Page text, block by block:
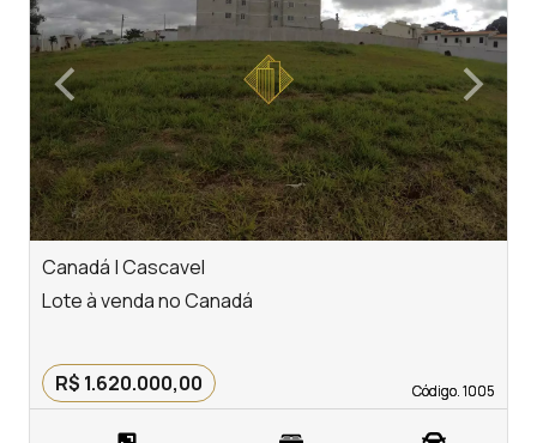
‹Previous ›
Next
Canadá | Cascavel
Código. 1005
Código. 1005
Lote à venda no Canadá
R$ 1.620.000,00